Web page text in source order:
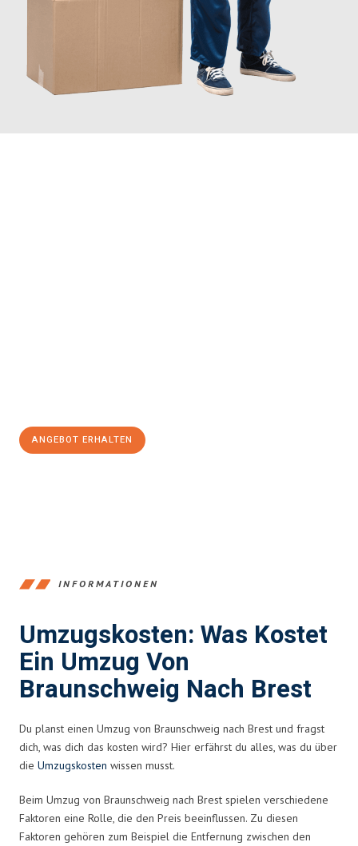
ANGEBOT ERHALTEN
INFORMATIONEN
Umzugskosten: Was Kostet
Ein Umzug Von
Braunschweig Nach Brest
Du planst einen Umzug von Braunschweig nach Brest und fragst
dich, was dich das kosten wird? Hier erfährst du alles, was du über
die Umzugskosten wissen musst.
Beim Umzug von Braunschweig nach Brest spielen verschiedene
Faktoren eine Rolle, die den Preis beeinflussen. Zu diesen
Faktoren gehören zum Beispiel die Entfernung zwischen den